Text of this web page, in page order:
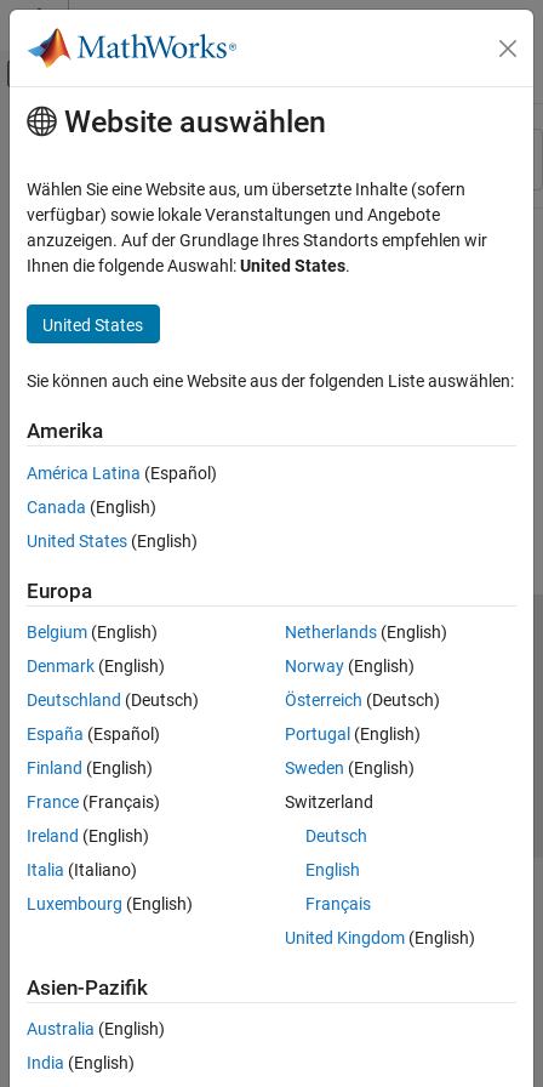
Weiter zum Inhalt
Umschaltung für Off-Canvas-
Ressource
Hauptinhalt
Website auswählen
Wählen Sie eine Website aus, um übersetzte Inhalte (sofern
verfügbar) sowie lokale Veranstaltungen und Angebote
anzuzeigen. Auf der Grundlage Ihres Standorts empfehlen wir
Ihnen die folgende Auswahl:United States.
United States
Sie können auch eine Website aus der folgenden Liste auswählen:
Amerika
América Latina (Español)
Canada (English)
United States (English)
Europa
Belgium (English)
Denmark (English)
Deutschland (Deutsch)
España (Español)
Finland (English)
France (Français)
Ireland (English)
Italia (Italiano)
Luxembourg (English)
Netherlands(English)
Norway(English)
Österreich (Deutsch)
Portugal (English)
Sweden (English)
Switzerland
Deutsch
English
Français
United Kingdom(English)
Asien-Pazifik
Australia (English)
India (English)
Trust Center
Datenschutz-Richtlinien
Datendiebstahl verhindern
Status von Anwendungen
© 1994-2026 The MathWorks, Inc.
Website auswählen
Deutschland